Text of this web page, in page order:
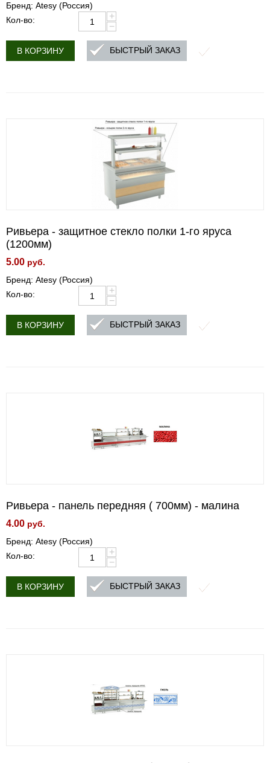
Бренд: Atesy (Россия)
Кол-во:
+
−
В КОРЗИНУ БЫСТРЫЙ ЗАКАЗ
Ривьера - защитное стекло полки 1-го яруса
(1200мм)
5.00 руб.
Бренд: Atesy (Россия)
Кол-во:
+
−
В КОРЗИНУ БЫСТРЫЙ ЗАКАЗ
Ривьера - панель передняя ( 700мм) - малина
4.00 руб.
Бренд: Atesy (Россия)
Кол-во:
+
−
В КОРЗИНУ БЫСТРЫЙ ЗАКАЗ